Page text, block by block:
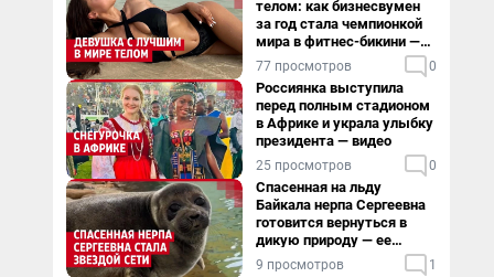
телом: как бизнесвумен
за год стала чемпионкой
мира в фитнес-бикини —
видео
77 просмотров 0
Россиянка выступила
перед полным стадионом
в Африке и украла улыбку
президента — видео
25 просмотров 0
Спасенная на льду
Байкала нерпа Сергеевна
готовится вернуться в
дикую природу — ее
видеоистория
9 просмотров 1